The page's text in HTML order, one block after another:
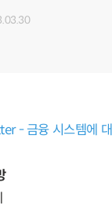
- 금융 시스템에